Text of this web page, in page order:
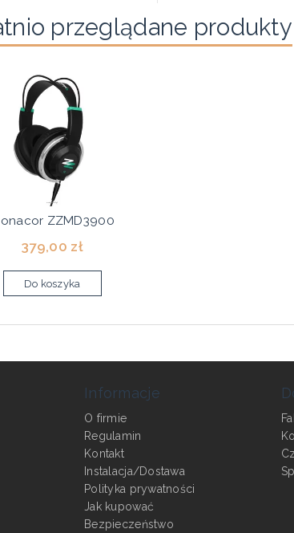
przeglądane produkty
ZZMD3900
379,00 zł
Do koszyka
Informacje
O firmie
Regulamin
Kontakt
Instalacja/Dostawa
Polityka prywatności
Jak kupować
Bezpieczeństwo